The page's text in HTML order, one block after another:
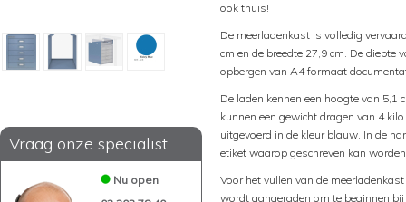
Vraag onze specialist
Nu open
ook thuis!
De meerladenkast is volledig
cm en de breedte 27,9 cm. De diepte
opbergen van A4 formaat
De laden kennen een hoogte van
kunnen een gewicht dragen van 4
uitgevoerd in de kleur blauw. In de
etiket waarop geschreven kan
Voor het vullen van de
wordt aangeraden om te beginnen